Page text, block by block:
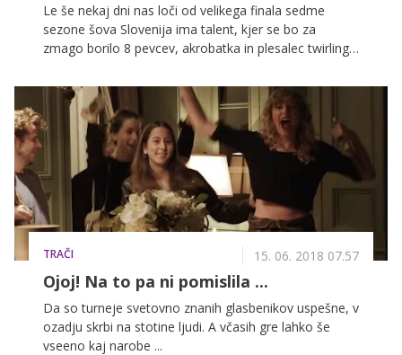
Le še nekaj dni nas loči od velikega finala sedme
sezone šova Slovenija ima talent, kjer se bo za
zmago borilo 8 pevcev, akrobatka in plesalec twirlinga.
avdicijski oder stopila prav na svoj 15. rojstni dan,
Slovenijo pa je prepričala tudi s suverenim nastopom
v polfinalu.
TRAČI 15. 06. 2018 07.57
Ojoj! Na to pa ni pomislila ...
Da so turneje svetovno znanih glasbenikov uspešne, v
ozadju skrbi na stotine ljudi. A včasih gre lahko še
vseeno kaj narobe ...